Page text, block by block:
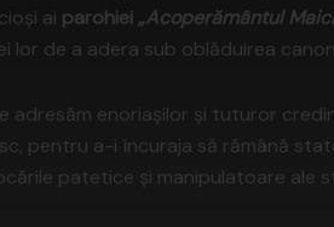
ai parohiei „Acoperământul
lor de a adera sub oblăduirea
adresăm enoriașilor și tuturor
pentru a-i încuraja să rămână
patetice și manipulatoare ale